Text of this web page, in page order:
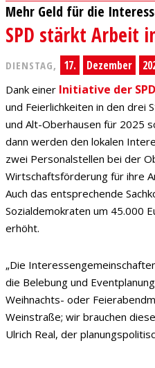
Mehr Geld für die
SPD stärkt Arbeit
DIENSTAG, 17. Dezember
Dank einer Initiative der
und Feierlichkeiten in den drei
und Alt-Oberhausen für 2025
dann werden den lokalen
zwei Personalstellen bei der
Wirtschaftsförderung für ihre
Auch das entsprechende
Sozialdemokraten um 45.000
erhöht.
„Die
die Belebung und
Weihnachts- oder
Weinstraße; wir brauchen
Ulrich Real, der